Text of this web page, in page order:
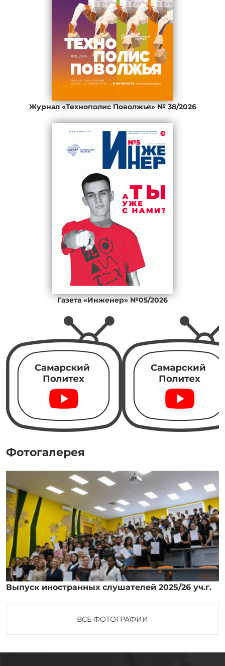
Журнал «Технополис Поволжья» № 38/2026
Газета «Инженер» №05/2026
Фотогалерея
Выпуск иностранных слушателей 2025/26 уч.г.
ВСЕ ФОТОГРАФИИ